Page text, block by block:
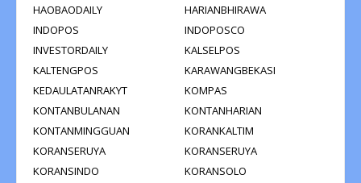
HAOBAODAILY
HARIANBHIRAWA
INDOPOS
INDOPOSCO
INVESTORDAILY
KALSELPOS
KALTENGPOS
KARAWANGBEKASI
KEDAULATANRAKYT
KOMPAS
KONTANBULANAN
KONTANHARIAN
KONTANMINGGUAN
KORANKALTIM
KORANSERUYA
KORANSERUYA
KORANSINDO
KORANSOLO